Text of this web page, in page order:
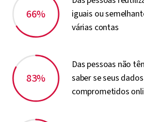
66%
iguais ou
várias contas
83%
Das pessoas não
saber se seus
comprometidos